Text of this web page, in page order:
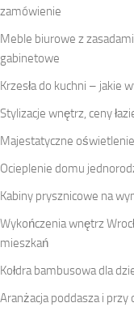
zamówienie
Meble biurowe z
gabinetowe
Krzesła do kuchni – jakie
Stylizacje wnętrz, ceny
Majestatyczne
Ocieplenie domu
Kabiny prysznicowe na
Wykończenia wnętrz
mieszkań
Kołdra bambusowa dla
Aranżacja poddasza i